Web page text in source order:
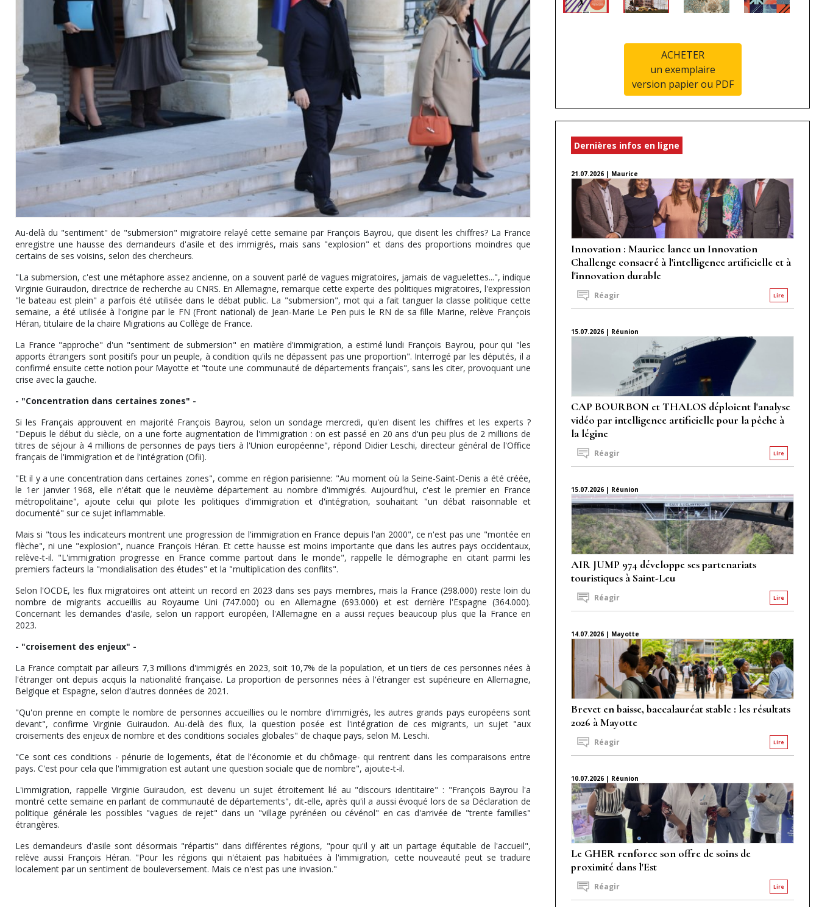
Au-delà du "sentiment" de "submersion" migratoire relayé cette semaine par François Bayrou, que disent les chiffres? La France
enregistre une hausse des demandeurs d'asile et des immigrés, mais sans "explosion" et dans des proportions moindres que
certains de ses voisins, selon des chercheurs.
"La submersion, c'est une métaphore assez ancienne, on a souvent parlé de vagues migratoires, jamais de vaguelettes...", indique
Virginie Guiraudon, directrice de recherche au CNRS. En Allemagne, remarque cette experte des politiques migratoires, l'expression
"le bateau est plein" a parfois été utilisée dans le débat public. La "submersion", mot qui a fait tanguer la classe politique cette
semaine, a été utilisée à l'origine par le FN (Front national) de Jean-Marie Le Pen puis le RN de sa fille Marine, relève François
Héran, titulaire de la chaire Migrations au Collège de France.
La France "approche" d'un "sentiment de submersion" en matière d'immigration, a estimé lundi François Bayrou, pour qui "les
apports étrangers sont positifs pour un peuple, à condition qu'ils ne dépassent pas une proportion". Interrogé par les députés, il a
confirmé ensuite cette notion pour Mayotte et "toute une communauté de départements français", sans les citer, provoquant une
crise avec la gauche.
- "Concentration dans certaines zones" -
Si les Français approuvent en majorité François Bayrou, selon un sondage mercredi, qu'en disent les chiffres et les experts ?
"Depuis le début du siècle, on a une forte augmentation de l'immigration : on est passé en 20 ans d'un peu plus de 2 millions de
titres de séjour à 4 millions de personnes de pays tiers à l'Union européenne", répond Didier Leschi, directeur général de l'Office
français de l'immigration et de l'intégration (Ofii).
"Et il y a une concentration dans certaines zones", comme en région parisienne: "Au moment où la Seine-Saint-Denis a été créée,
le 1er janvier 1968, elle n'était que le neuvième département au nombre d'immigrés. Aujourd'hui, c'est le premier en France
métropolitaine", ajoute celui qui pilote les politiques d'immigration et d'intégration, souhaitant "un débat raisonnable et
documenté" sur ce sujet inflammable.
Mais si "tous les indicateurs montrent une progression de l'immigration en France depuis l'an 2000", ce n'est pas une "montée en
flèche", ni une "explosion", nuance François Héran. Et cette hausse est moins importante que dans les autres pays occidentaux,
relève-t-il. "L'immigration progresse en France comme partout dans le monde", rappelle le démographe en citant parmi les
premiers facteurs la "mondialisation des études" et la "multiplication des conflits".
Selon l'OCDE, les flux migratoires ont atteint un record en 2023 dans ses pays membres, mais la France (298.000) reste loin du
nombre de migrants accueillis au Royaume Uni (747.000) ou en Allemagne (693.000) et est derrière l'Espagne (364.000).
Concernant les demandes d'asile, selon un rapport européen, l'Allemagne en a aussi reçues beaucoup plus que la France en
2023.
- "croisement des enjeux" -
La France comptait par ailleurs 7,3 millions d'immigrés en 2023, soit 10,7% de la population, et un tiers de ces personnes nées à
l'étranger ont depuis acquis la nationalité française. La proportion de personnes nées à l'étranger est supérieure en Allemagne,
Belgique et Espagne, selon d'autres données de 2021.
"Qu'on prenne en compte le nombre de personnes accueillies ou le nombre d'immigrés, les autres grands pays européens sont
devant", confirme Virginie Guiraudon. Au-delà des flux, la question posée est l'intégration de ces migrants, un sujet "aux
croisements des enjeux de nombre et des conditions sociales globales" de chaque pays, selon M. Leschi.
"Ce sont ces conditions - pénurie de logements, état de l'économie et du chômage- qui rentrent dans les comparaisons entre
pays. C'est pour cela que l'immigration est autant une question sociale que de nombre", ajoute-t-il.
L'immigration, rappelle Virginie Guiraudon, est devenu un sujet étroitement lié au "discours identitaire" : "François Bayrou l'a
montré cette semaine en parlant de communauté de départements", dit-elle, après qu'il a aussi évoqué lors de sa Déclaration de
politique générale les possibles "vagues de rejet" dans un "village pyrénéen ou cévénol" en cas d'arrivée de "trente familles"
étrangères.
Les demandeurs d'asile sont désormais "répartis" dans différentes régions, "pour qu'il y ait un partage équitable de l'accueil",
relève aussi François Héran. "Pour les régions qui n'étaient pas habituées à l'immigration, cette nouveauté peut se traduire
localement par un sentiment de bouleversement. Mais ce n'est pas une invasion."
ACHETER
un exemplaire
version papier ou PDF
Dernières infos en ligne
21.07.2026 | Maurice
Innovation : Maurice lance un Innovation
Challenge consacré à l'intelligence artificielle et à
l'innovation durable
Lire
Réagir
15.07.2026 | Réunion
CAP BOURBON et THALOS déploient l'analyse
vidéo par intelligence artificielle pour la pêche à
la légine
Lire
Réagir
15.07.2026 | Réunion
AIR JUMP 974 développe ses partenariats
touristiques à Saint-Leu
Lire
Réagir
14.07.2026 | Mayotte
Brevet en baisse, baccalauréat stable : les résultats
2026 à Mayotte
Lire
Réagir
10.07.2026 | Réunion
Le GHER renforce son offre de soins de
proximité dans l'Est
Lire
Réagir